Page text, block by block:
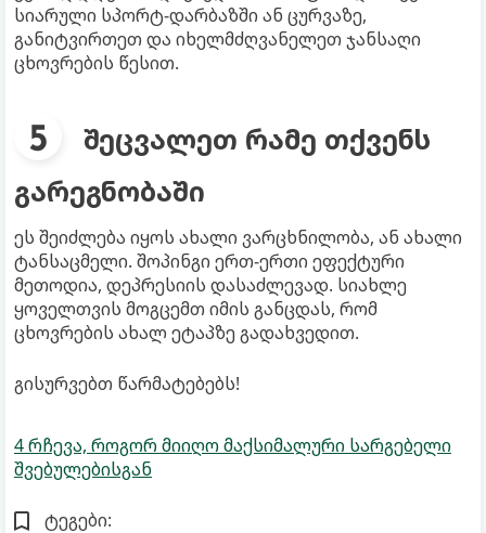
სიარული სპორტ-დარბაზში ან ცურვაზე,
განიტვირთეთ და იხელმძღვანელეთ ჯანსაღი
ცხოვრების წესით.
შეცვალეთ რამე თქვენს
გარეგნობაში
ეს შეიძლება იყოს ახალი ვარცხნილობა, ან ახალი
ტანსაცმელი. შოპინგი ერთ-ერთი ეფექტური
მეთოდია, დეპრესიის დასაძლევად. სიახლე
ყოველთვის მოგცემთ იმის განცდას, რომ
ცხოვრების ახალ ეტაპზე გადახვედით.
გისურვებთ წარმატებებს!
4 რჩევა, როგორ მიიღო მაქსიმალური სარგებელი
შვებულებისგან
ტეგები: